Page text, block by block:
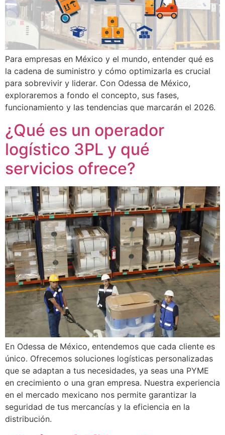
Para empresas en México y el mundo, entender qué es
la cadena de suministro y cómo optimizarla es crucial
para sobrevivir y liderar. Con Odessa de México,
exploraremos a fondo el concepto, sus fases,
funcionamiento y las tendencias que marcarán el 2026.
¿Qué es un operador
logístico 3PL y qué
servicios ofrece?
En Odessa de México, entendemos que cada cliente es
único. Ofrecemos soluciones logísticas personalizadas
que se adaptan a tus necesidades, ya seas una PYME
en crecimiento o una gran empresa. Nuestra experiencia
en el mercado mexicano nos permite garantizar la
seguridad de tus mercancías y la eficiencia en la
distribución.